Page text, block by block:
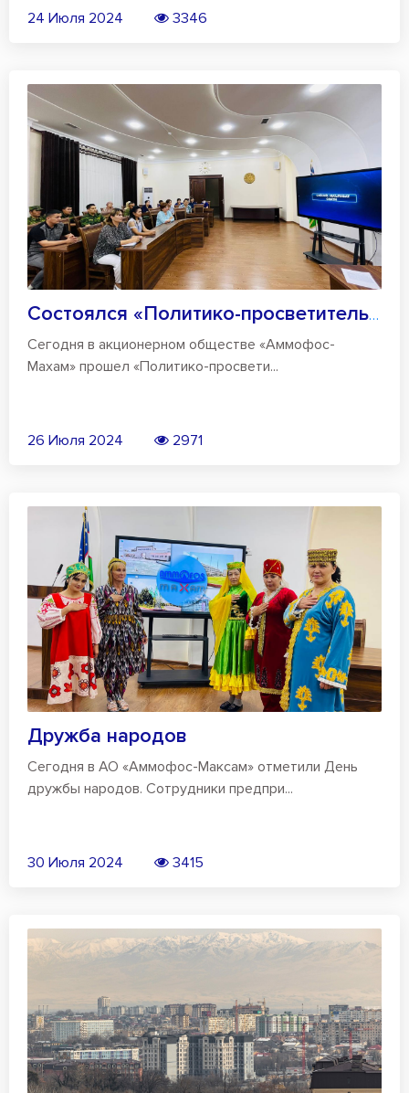
24 Июля 2024 3346
Состоялся «Политико-просветительский час...
Сегодня в акционерном обществе «Аммофос-
Махам» прошел «Политико-просвети...
26 Июля 2024 2971
Дружба народов
Сегодня в АО «Аммофос-Максам» отметили День
дружбы народов. Сотрудники предпри...
30 Июля 2024 3415